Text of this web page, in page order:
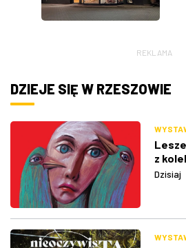
REKLAMA
DZIEJE SIĘ W RZESZOWIE
z
Dzisiaj